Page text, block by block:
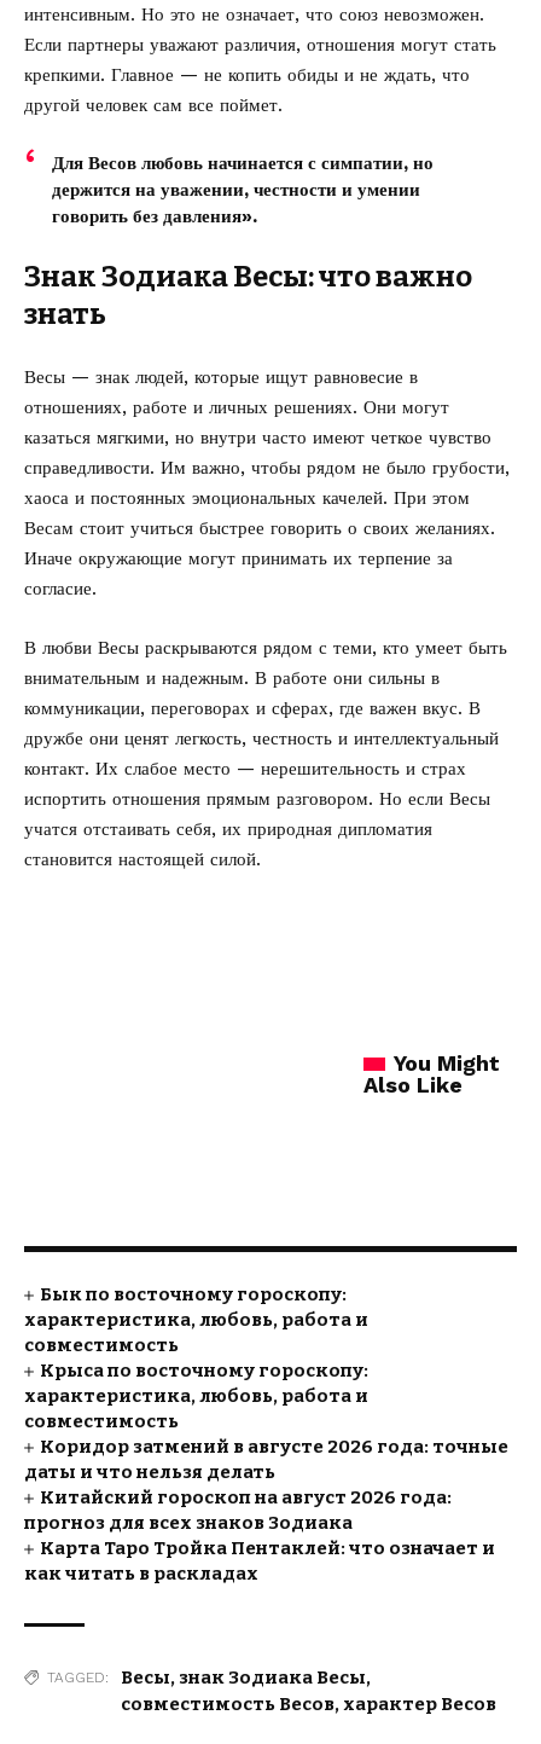
интенсивным. Но это не означает, что союз невозможен.
Если партнеры уважают различия, отношения могут стать
крепкими. Главное — не копить обиды и не ждать, что
другой человек сам все поймет.
Для Весов любовь начинается с симпатии, но
держится на уважении, честности и умении
говорить без давления».
Знак Зодиака Весы: что важно
знать
Весы — знак людей, которые ищут равновесие в
отношениях, работе и личных решениях. Они могут
казаться мягкими, но внутри часто имеют четкое чувство
справедливости. Им важно, чтобы рядом не было грубости,
хаоса и постоянных эмоциональных качелей. При этом
Весам стоит учиться быстрее говорить о своих желаниях.
Иначе окружающие могут принимать их терпение за
согласие.
В любви Весы раскрываются рядом с теми, кто умеет быть
внимательным и надежным. В работе они сильны в
коммуникации, переговорах и сферах, где важен вкус. В
дружбе они ценят легкость, честность и интеллектуальный
контакт. Их слабое место — нерешительность и страх
испортить отношения прямым разговором. Но если Весы
учатся отстаивать себя, их природная дипломатия
становится настоящей силой.
You Might
Also Like
Бык по восточному гороскопу:
характеристика, любовь, работа и
совместимость
Крыса по восточному гороскопу:
характеристика, любовь, работа и
совместимость
Коридор затмений в августе 2026 года: точные
даты и что нельзя делать
Китайский гороскоп на август 2026 года:
прогноз для всех знаков Зодиака
Карта Таро Тройка Пентаклей: что означает и
как читать в раскладах
TAGGED: Весы, знак Зодиака Весы,
совместимость Весов,характер Весов